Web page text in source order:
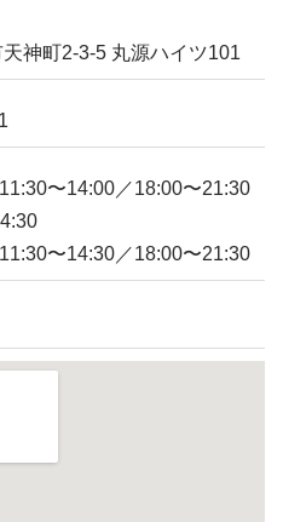
神町2-3-5 丸源ハイツ101
〜14:00／18:00〜21:30
〜14:30／18:00〜21:30